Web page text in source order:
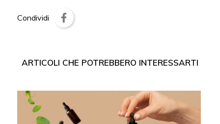
Condividi
ARTICOLI CHE POTREBBERO INTERESSARTI